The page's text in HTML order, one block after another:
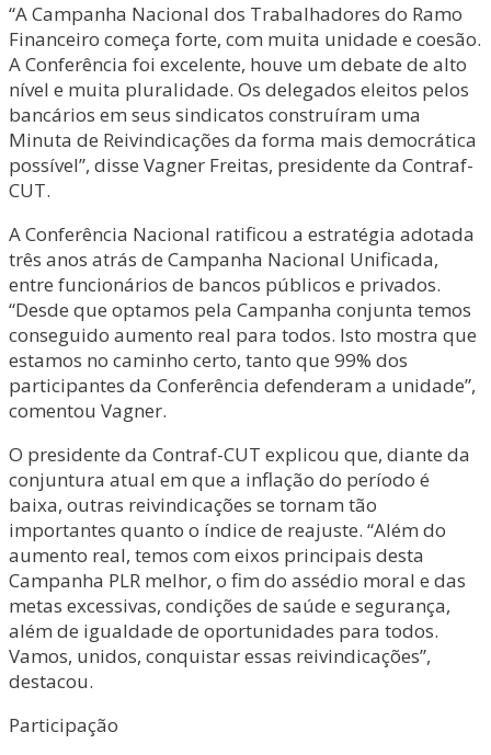
“A Campanha Nacional dos Trabalhadores do Ramo
Financeiro começa forte, com muita unidade e coesão.
A Conferência foi excelente, houve um debate de alto
nível e muita pluralidade. Os delegados eleitos pelos
bancários em seus sindicatos construíram uma
Minuta de Reivindicações da forma mais democrática
possível”, disse Vagner Freitas, presidente da Contraf-
CUT.
A Conferência Nacional ratificou a estratégia adotada
três anos atrás de Campanha Nacional Unificada,
entre funcionários de bancos públicos e privados.
“Desde que optamos pela Campanha conjunta temos
conseguido aumento real para todos. Isto mostra que
estamos no caminho certo, tanto que 99% dos
participantes da Conferência defenderam a unidade”,
comentou Vagner.
O presidente da Contraf-CUT explicou que, diante da
conjuntura atual em que a inflação do período é
baixa, outras reivindicações se tornam tão
importantes quanto o índice de reajuste. “Além do
aumento real, temos com eixos principais desta
Campanha PLR melhor, o fim do assédio moral e das
metas excessivas, condições de saúde e segurança,
além de igualdade de oportunidades para todos.
Vamos, unidos, conquistar essas reivindicações”,
destacou.
Participação